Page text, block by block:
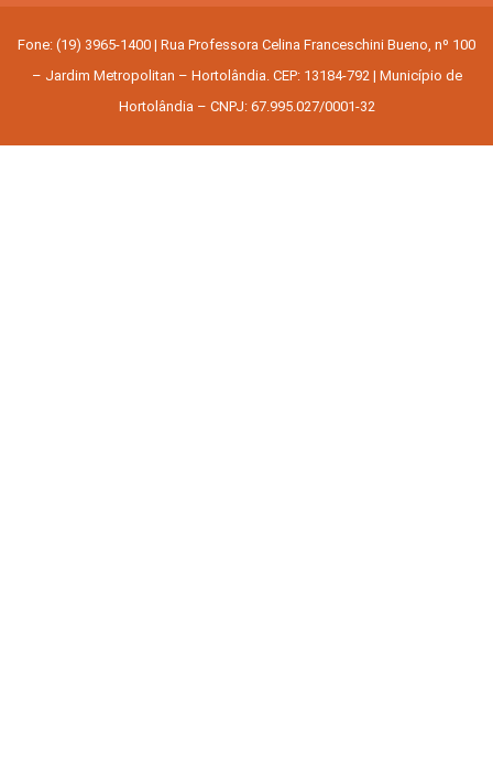
Fone: (19) 3965-1400 | Rua Professora Celina Franceschini Bueno, nº 100
– Jardim Metropolitan – Hortolândia. CEP: 13184-792 | Município de
Hortolândia – CNPJ: 67.995.027/0001-32